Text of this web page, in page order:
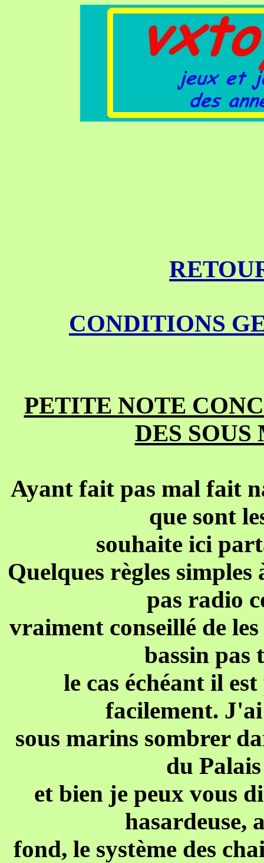
CONDITIONS
PETITE NOTE
DES
Ayant fait pas mal fait
que sont
souhaite ici
Quelques règles
pas radio
vraiment conseillé de
bassin pas
le cas échéant il
facilement. J'ai
sous marins sombrer
du
et bien je peux vous
hasardeuse,
fond, le système des